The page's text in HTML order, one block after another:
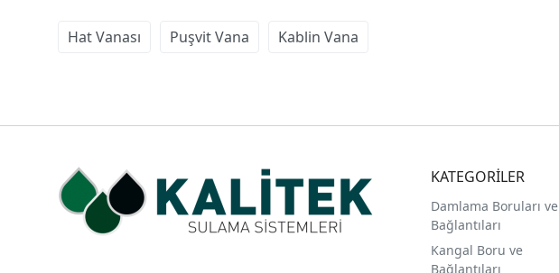
Hat Vanası Puşvit Vana Kablin Vana
KATEGORİLER
Damlama Boruları ve
Bağlantıları
Kangal Boru ve
Bağlantıları